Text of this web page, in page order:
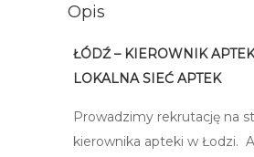
Opis
ŁÓDŹ – KIEROWNIK
LOKALNA SIEĆ APTEK
Prowadzimy rekrutację na
kierownika apteki w Łodzi.